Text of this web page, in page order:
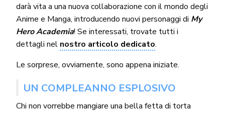
darà vita a una nuova collaborazione con il mondo degli
Anime e Manga, introducendo nuovi personaggi di My
Hero Academia! Se interessati, trovate tutti i
dettagli nel nostro articolo dedicato.
Le sorprese, ovviamente, sono appena iniziate.
UN COMPLEANNO ESPLOSIVO
Chi non vorrebbe mangiare una bella fetta di torta